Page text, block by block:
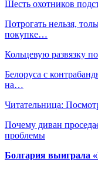
Шесть охотников
Потрогать нельзя,
покупке…
Кольцевую развязку
Белоруса с
на…
Читательница:
Почему диван
проблемы
Болгария выиграла